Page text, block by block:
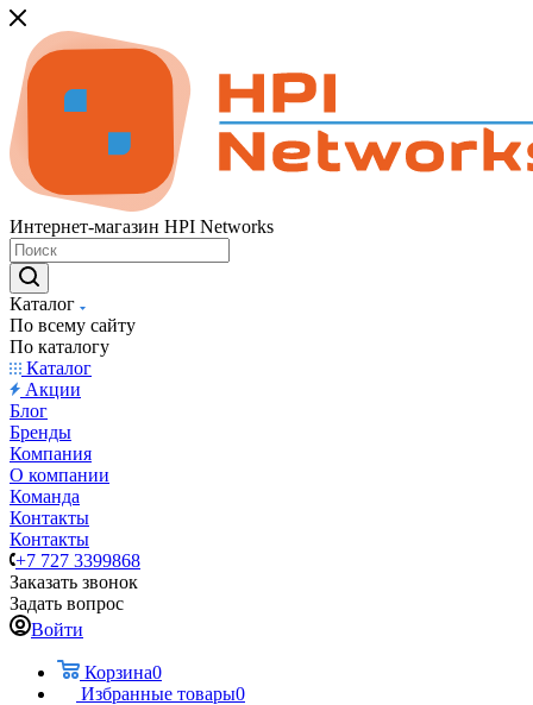
Интернет-магазин HPI Networks
Каталог
По всему сайту
По каталогу
Каталог
Акции
Блог
Бренды
Компания
О компании
Команда
Контакты
Контакты
+7 727 3399868
Заказать звонок
Задать вопрос
Войти
Корзина0
Избранные товары0